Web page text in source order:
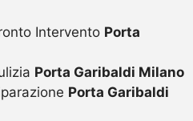
Intervento Porta
Porta Garibaldi Milano
Porta Garibaldi